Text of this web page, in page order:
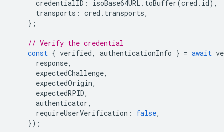
credentialID : isoBase64URL . toBuffer(cred . id),
transports : cred . transports,
};
// Verify the credential
const { verified, authenticationInfo } = await
response,
expectedChallenge,
expectedOrigin,
expectedRPID,
authenticator,
requireUserVerification : false,
});